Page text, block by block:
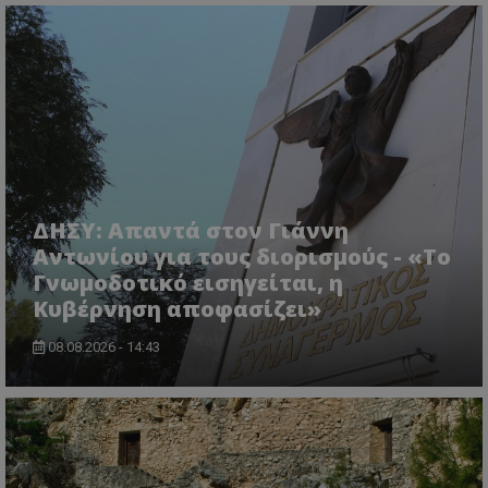
ΔΗΣΥ: Απαντά στον Γιάννη
Αντωνίου για τους διορισμούς - «Το
Γνωμοδοτικό εισηγείται, η
Κυβέρνηση αποφασίζει»
08.08.2026 - 14:43
ASP.NET_SessionId
Microsoft Corporation
VISITOR_PRIVACY_METADATA
YouTube
.youtube.com